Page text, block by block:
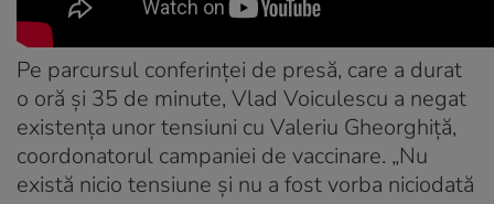
Pe parcursul conferinței de presă, care a durat
o oră și 35 de minute, Vlad Voiculescu a negat
existența unor tensiuni cu Valeriu Gheorghiță,
coordonatorul campaniei de vaccinare. „Nu
există nicio tensiune și nu a fost vorba niciodată